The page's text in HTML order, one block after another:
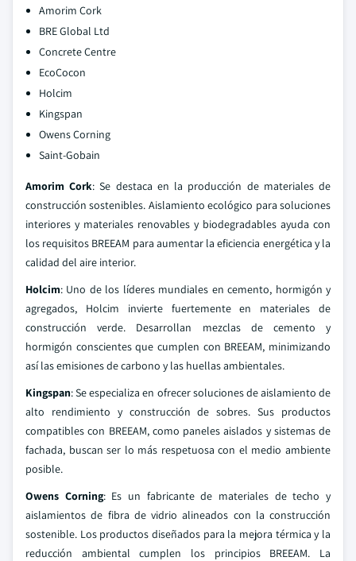
Amorim Cork
BRE Global Ltd
Concrete Centre
EcoCocon
Holcim
Kingspan
Owens Corning
Saint-Gobain
Amorim Cork: Se destaca en la producción de materiales de
construcción sostenibles. Aislamiento ecológico para soluciones
interiores y materiales renovables y biodegradables ayuda con
los requisitos BREEAM para aumentar la eficiencia energética y la
calidad del aire interior.
Holcim: Uno de los líderes mundiales en cemento, hormigón y
agregados, Holcim invierte fuertemente en materiales de
construcción verde. Desarrollan mezclas de cemento y
hormigón conscientes que cumplen con BREEAM, minimizando
así las emisiones de carbono y las huellas ambientales.
Kingspan: Se especializa en ofrecer soluciones de aislamiento de
alto rendimiento y construcción de sobres. Sus productos
compatibles con BREEAM, como paneles aislados y sistemas de
fachada, buscan ser lo más respetuosa con el medio ambiente
posible.
Owens Corning: Es un fabricante de materiales de techo y
aislamientos de fibra de vidrio alineados con la construcción
sostenible. Los productos diseñados para la mejora térmica y la
reducción ambiental cumplen los principios BREEAM. La